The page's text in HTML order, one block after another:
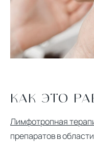
КАК ЭТО
Лимфотропная
препаратов в